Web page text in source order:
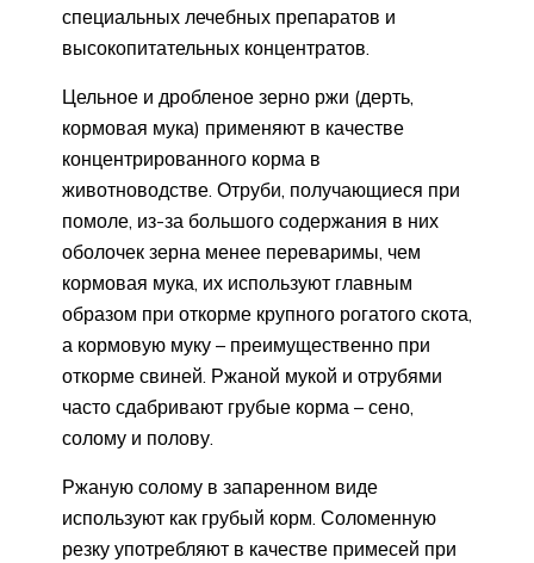
специальных лечебных препаратов и
высокопитательных концентратов.
Цельное и дробленое зерно ржи (дерть,
кормовая мука) применяют в качестве
концентрированного корма в
животноводстве. Отруби, получающиеся при
помоле, из-за большого содержания в них
оболочек зерна менее переваримы, чем
кормовая мука, их используют главным
образом при откорме крупного рогатого скота,
а кормовую муку – преимущественно при
откорме свиней. Ржаной мукой и отрубями
часто сдабривают грубые корма – сено,
солому и полову.
Ржаную солому в запаренном виде
используют как грубый корм. Соломенную
резку употребляют в качестве примесей при